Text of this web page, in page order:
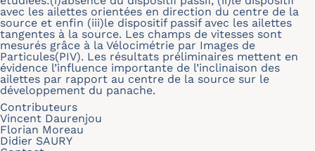
avec les ailettes orientées en direction du centre de la
source et enfin (iii)le dispositif passif avec les ailettes
tangentes à la source. Les champs de vitesses sont
mesurés grâce à la Vélocimétrie par Images de
Particules(PIV). Les résultats préliminaires mettent en
évidence l’influence importante de l’inclinaison des
ailettes par rapport au centre de la source sur le
développement du panache.
Contributeurs
Vincent Daurenjou
Florian Moreau
Didier SAURY